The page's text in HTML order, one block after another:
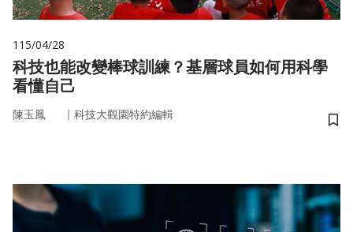
115/04/28
科技也能改變棒球訓練？基層球員如何用科學
看懂自己
陳玉鳳 ｜ 科技大觀園特約編輯
儲